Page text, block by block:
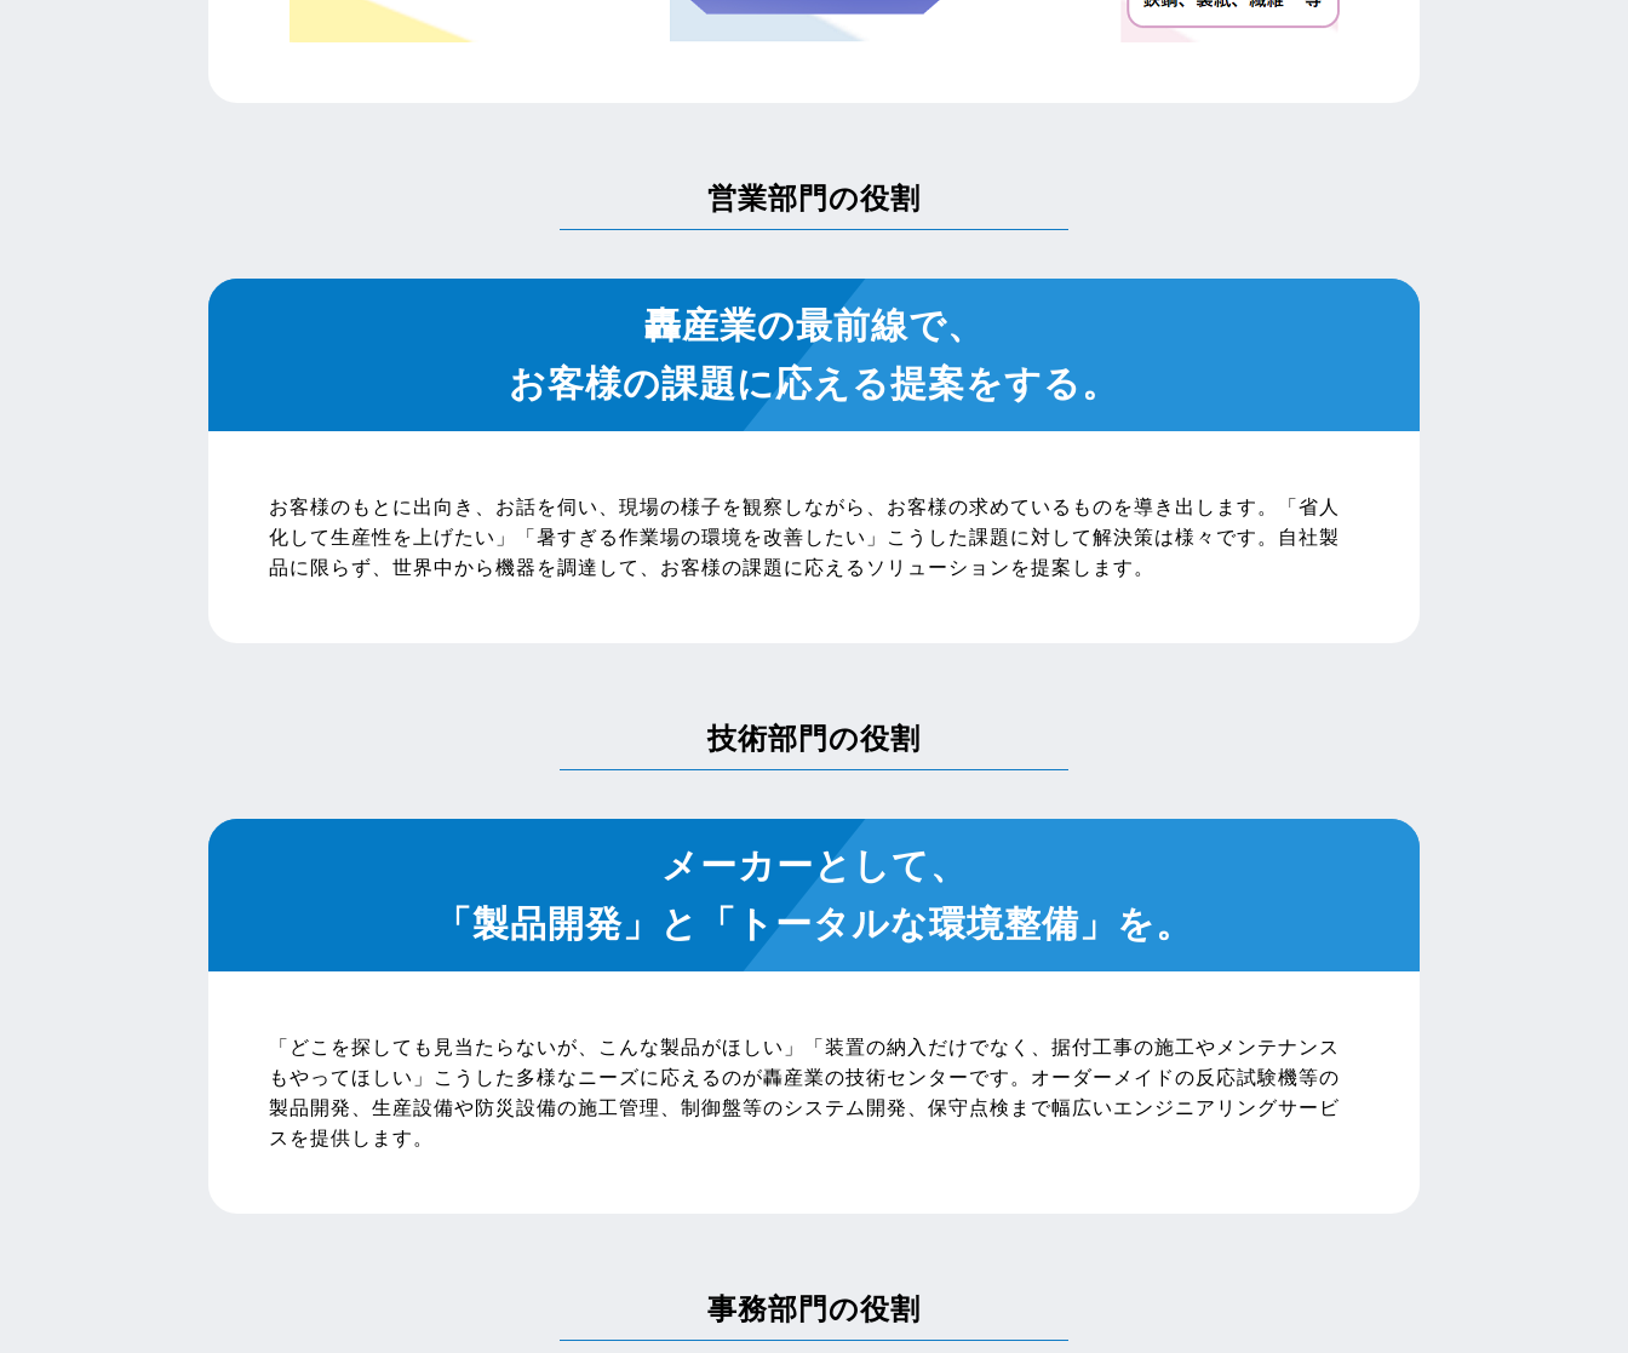
営業部門の役割
轟産業の最前線で、
お客様の課題に応える提案をする。
お客様のもとに出向き、お話を伺い、現場の様子を観察しながら、お客様の求めているものを導き出します。「省人
化して生産性を上げたい」「暑すぎる作業場の環境を改善したい」こうした課題に対して解決策は様々です。自社製
品に限らず、世界中から機器を調達して、お客様の課題に応えるソリューションを提案します。
技術部門の役割
メーカーとして、
「製品開発」と
「トータルな環境整備」を。
「どこを探しても見当たらないが、こんな製品がほしい」「装置の納入だけでなく、据付工事の施工やメンテナンス
もやってほしい」こうした多様なニーズに応えるのが轟産業の技術センターです。オーダーメイドの反応試験機等の
製品開発、生産設備や防災設備の施工管理、制御盤等のシステム開発、保守点検まで幅広いエンジニアリングサービ
スを提供します。
事務部門の役割